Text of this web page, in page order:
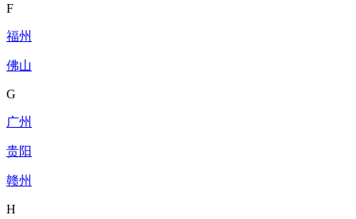
F
福州
佛山
G
广州
贵阳
赣州
H